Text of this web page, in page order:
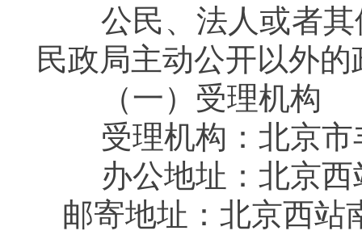
公民、法人或者其
民政局主动公开以外
（一）受理机构
受理机构：北京市
办公地址：北京西
邮寄地址：北京西站